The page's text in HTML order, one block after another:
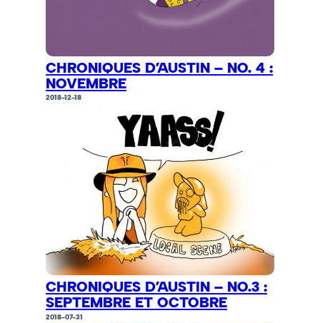
CHRONIQUES D’AUSTIN – NO. 4 :
NOVEMBRE
2018-12-18
CHRONIQUES D’AUSTIN – NO.3 :
SEPTEMBRE ET OCTOBRE
2018-07-31